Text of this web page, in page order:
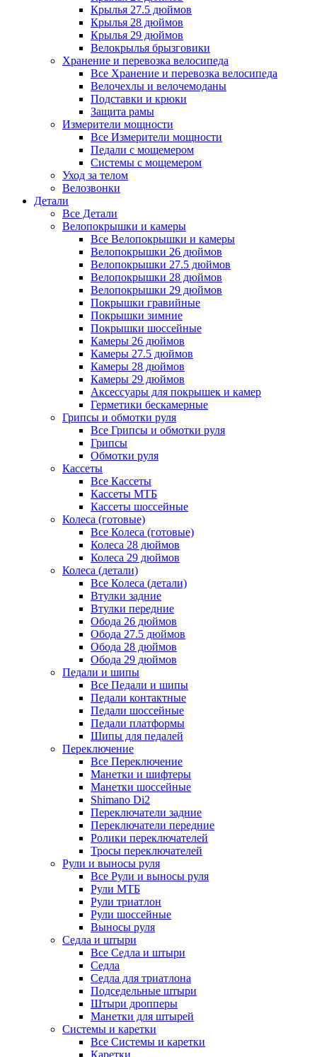
Крылья 27.5 дюймов
Крылья 28 дюймов
Крылья 29 дюймов
Велокрылья брызговики
Хранение и перевозка велосипеда
Все Хранение и перевозка велосипеда
Велочехлы и велочемоданы
Подставки и крюки
Защита рамы
Измерители мощности
Все Измерители мощности
Педали с мощемером
Системы с мощемером
Уход за телом
Велозвонки
Детали
Все Детали
Велопокрышки и камеры
Все Велопокрышки и камеры
Велопокрышки 26 дюймов
Велопокрышки 27.5 дюймов
Велопокрышки 28 дюймов
Велопокрышки 29 дюймов
Покрышки гравийные
Покрышки зимние
Покрышки шоссейные
Камеры 26 дюймов
Камеры 27.5 дюймов
Камеры 28 дюймов
Камеры 29 дюймов
Аксессуары для покрышек и камер
Герметики бескамерные
Грипсы и обмотки руля
Все Грипсы и обмотки руля
Грипсы
Обмотки руля
Кассеты
Все Кассеты
Кассеты МТБ
Кассеты шоссейные
Колеса (готовые)
Все Колеса (готовые)
Колеса 28 дюймов
Колеса 29 дюймов
Колеса (детали)
Все Колеса (детали)
Втулки задние
Втулки передние
Обода 26 дюймов
Обода 27.5 дюймов
Обода 28 дюймов
Обода 29 дюймов
Педали и шипы
Все Педали и шипы
Педали контактные
Педали шоссейные
Педали платформы
Шипы для педалей
Переключение
Все Переключение
Манетки и шифтеры
Манетки шоссейные
Shimano Di2
Переключатели задние
Переключатели передние
Ролики переключателей
Тросы переключателей
Рули и выносы руля
Все Рули и выносы руля
Рули МТБ
Рули триатлон
Рули шоссейные
Выносы руля
Седла и штыри
Все Седла и штыри
Седла
Седла для триатлона
Подседельные штыри
Штыри дропперы
Манетки для штырей
Системы и каретки
Все Системы и каретки
Каретки